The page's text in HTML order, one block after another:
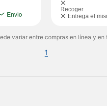
Envío
Recoger
Entrega el
variar entre compras en línea y en
1